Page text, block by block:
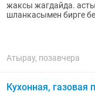
жаксы жагдайда.
шланкасымен бирге
Атырау, позавчера
Кухонная, газовая